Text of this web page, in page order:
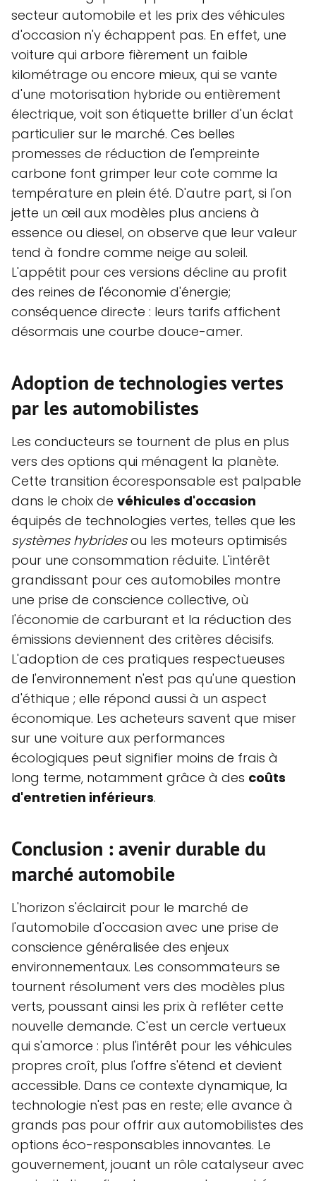
secteur automobile et les prix des véhicules
d'occasion n'y échappent pas. En effet, une
voiture qui arbore fièrement un faible
kilométrage ou encore mieux, qui se vante
d'une motorisation hybride ou entièrement
électrique, voit son étiquette briller d'un éclat
particulier sur le marché. Ces belles
promesses de réduction de l'empreinte
carbone font grimper leur cote comme la
température en plein été. D'autre part, si l'on
jette un œil aux modèles plus anciens à
essence ou diesel, on observe que leur valeur
tend à fondre comme neige au soleil.
L'appétit pour ces versions décline au profit
des reines de l'économie d'énergie;
conséquence directe : leurs tarifs affichent
désormais une courbe douce-amer.
Adoption de technologies vertes
par les automobilistes
Les conducteurs se tournent de plus en plus
vers des options qui ménagent la planète.
Cette transition écoresponsable est palpable
dans le choix de véhicules d'occasion
équipés de technologies vertes, telles que les
systèmes hybridesou les moteurs optimisés
pour une consommation réduite. L'intérêt
grandissant pour ces automobiles montre
une prise de conscience collective, où
l'économie de carburant et la réduction des
émissions deviennent des critères décisifs.
L'adoption de ces pratiques respectueuses
de l'environnement n'est pas qu'une question
d'éthique ; elle répond aussi à un aspect
économique. Les acheteurs savent que miser
sur une voiture aux performances
écologiques peut signifier moins de frais à
long terme, notamment grâce à des coûts
d'entretien inférieurs.
Conclusion : avenir durable du
marché automobile
L'horizon s'éclaircit pour le marché de
l'automobile d'occasion avec une prise de
conscience généralisée des enjeux
environnementaux. Les consommateurs se
tournent résolument vers des modèles plus
verts, poussant ainsi les prix à refléter cette
nouvelle demande. C'est un cercle vertueux
qui s'amorce : plus l'intérêt pour les véhicules
propres croît, plus l'offre s'étend et devient
accessible. Dans ce contexte dynamique, la
technologie n'est pas en reste; elle avance à
grands pas pour offrir aux automobilistes des
options éco-responsables innovantes. Le
gouvernement, jouant un rôle catalyseur avec